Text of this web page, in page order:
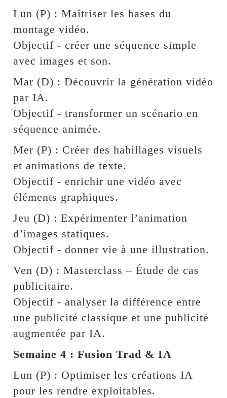
Lun (P) : Maîtriser les bases du
montage vidéo.
Objectif - créer une séquence simple
avec images et son.
Mar (D) : Découvrir la génération vidéo
par IA.
Objectif - transformer un scénario en
séquence animée.
Mer (P) : Créer des habillages visuels
et animations de texte.
Objectif - enrichir une vidéo avec
éléments graphiques.
Jeu (D) : Expérimenter l’animation
d’images statiques.
Objectif - donner vie à une illustration.
Ven (D) : Masterclass – Étude de cas
publicitaire.
Objectif - analyser la différence entre
une publicité classique et une publicité
augmentée par IA.
Semaine 4 : Fusion Trad & IA
Lun (P) : Optimiser les créations IA
pour les rendre exploitables.